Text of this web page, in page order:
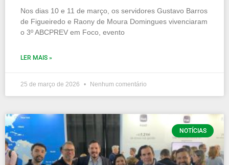
Nos dias 10 e 11 de março, os servidores Gustavo Barros
de Figueiredo e Raony de Moura Domingues vivenciaram
o 3º ABCPREV em Foco, evento
LER MAIS »
25 de março de 2026 Nenhum comentário
NOTÍCIAS